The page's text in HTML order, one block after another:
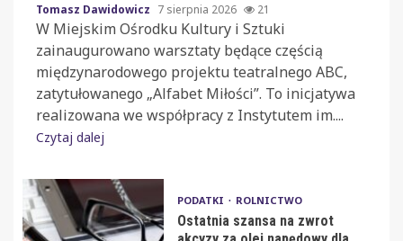
Tomasz Dawidowicz 7 sierpnia 2026 21
W Miejskim Ośrodku Kultury i Sztuki
zainaugurowano warsztaty będące częścią
międzynarodowego projektu teatralnego ABC,
zatytułowanego „Alfabet Miłości”. To inicjatywa
realizowana we współpracy z Instytutem im....
Czytaj dalej
PODATKI ROLNICTWO
Ostatnia szansa na zwrot